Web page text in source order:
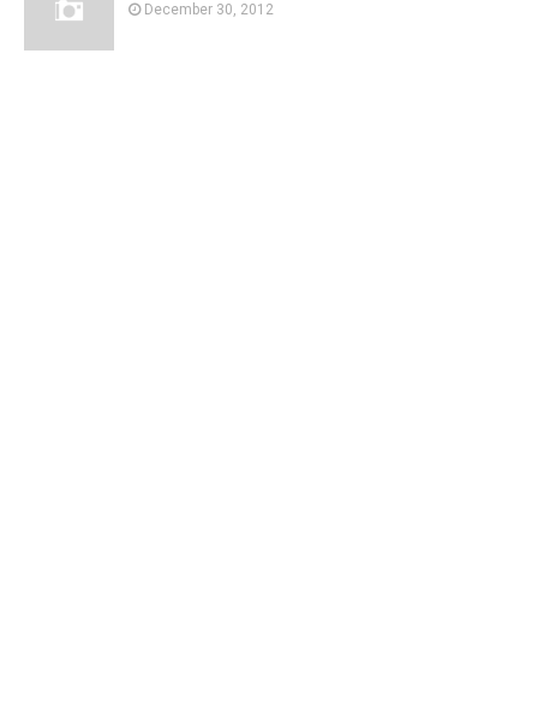
December 30, 2012